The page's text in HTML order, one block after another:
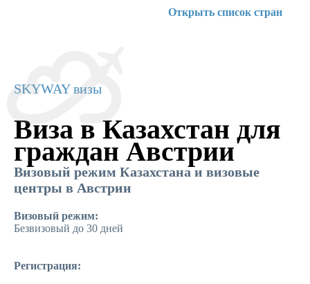
Открыть список стран
SKYWAY визы
Виза в Казахстан для
граждан Австрии
Визовый режим Казахстана и визовые
центры в Австрии
Визовый режим:
Безвизовый до 30 дней
Регистрация: